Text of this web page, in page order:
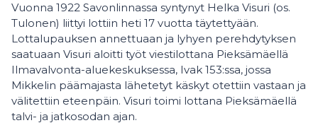
Vuonna 1922 Savonlinnassa syntynyt Helka Visuri (os.
Tulonen) liittyi lottiin heti 17 vuotta täytettyään.
Lottalupauksen annettuaan ja lyhyen perehdytyksen
saatuaan Visuri aloitti työt viestilottana Pieksämäellä
Ilmavalvonta-aluekeskuksessa, Ivak 153:ssa, jossa
Mikkelin päämajasta lähetetyt käskyt otettiin vastaan ja
välitettiin eteenpäin. Visuri toimi lottana Pieksämäellä
talvi- ja jatkosodan ajan.